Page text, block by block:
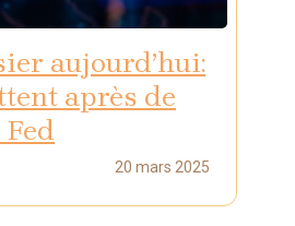
aujourd’hui:
après de
20 mars 2025